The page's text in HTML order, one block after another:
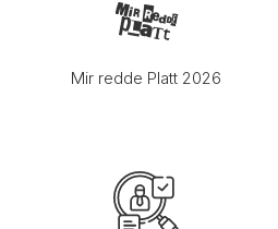
Mir redde Platt 2026